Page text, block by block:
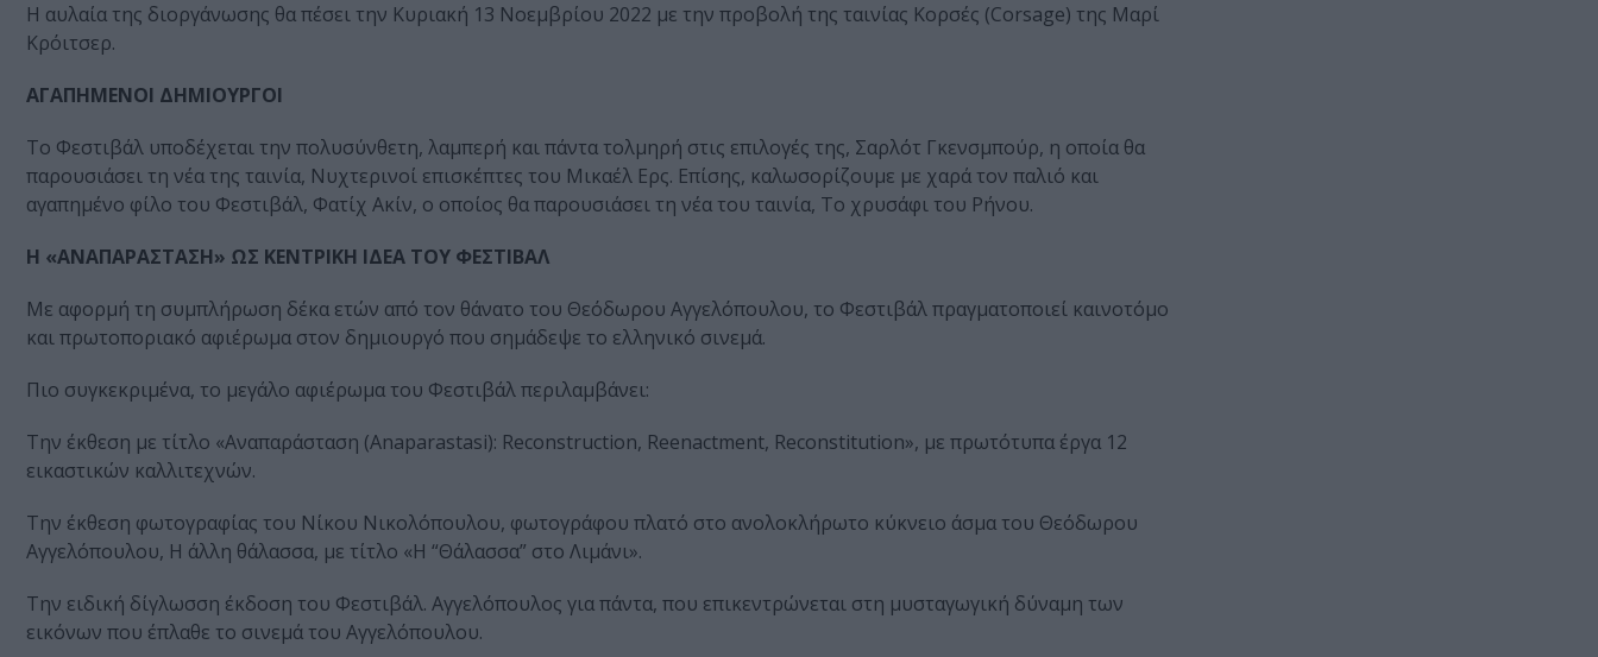
Η αυλαία της διοργάνωσης θα πέσει την Κυριακή 13 Νοεμβρίου 2022 με την προβολή της ταινίας Κορσές (Corsage) της Μαρί
Κρόιτσερ.
ΑΓΑΠΗΜΕΝΟΙ ΔΗΜΙΟΥΡΓΟΙ
Τo Φεστιβάλ υποδέχεται την πολυσύνθετη, λαμπερή και πάντα τολμηρή στις επιλογές της, Σαρλότ Γκενσμπούρ, η οποία θα
παρουσιάσει τη νέα της ταινία, Νυχτερινοί επισκέπτες του Μικαέλ Ερς. Επίσης, καλωσορίζουμε με χαρά τον παλιό και
αγαπημένο φίλο του Φεστιβάλ, Φατίχ Ακίν, ο οποίος θα παρουσιάσει τη νέα του ταινία, Το χρυσάφι του Ρήνου.
Η «ΑΝΑΠΑΡΑΣΤΑΣΗ» ΩΣ ΚΕΝΤΡΙΚΗ ΙΔΕΑ ΤΟΥ ΦΕΣΤΙΒΑΛ
Mε αφορμή τη συμπλήρωση δέκα ετών από τον θάνατο του Θεόδωρου Αγγελόπουλου, το Φεστιβάλ πραγματοποιεί καινοτόμο
και πρωτοποριακό αφιέρωμα στον δημιουργό που σημάδεψε το ελληνικό σινεμά.
Πιο συγκεκριμένα, το μεγάλο αφιέρωμα του Φεστιβάλ περιλαμβάνει:
Την έκθεση με τίτλο «Αναπαράσταση (Anaparastasi): Reconstruction, Reenactment, Reconstitution», με πρωτότυπα έργα 12
εικαστικών καλλιτεχνών.
Την έκθεση φωτογραφίας του Νίκου Νικολόπουλου, φωτογράφου πλατό στο ανολοκλήρωτο κύκνειο άσμα του Θεόδωρου
Αγγελόπουλου, Η άλλη θάλασσα, με τίτλο «Η “Θάλασσα” στο Λιμάνι».
Την ειδική δίγλωσση έκδοση του Φεστιβάλ. Αγγελόπουλος για πάντα, που επικεντρώνεται στη μυσταγωγική δύναμη των
εικόνων που έπλαθε το σινεμά του Αγγελόπουλου.